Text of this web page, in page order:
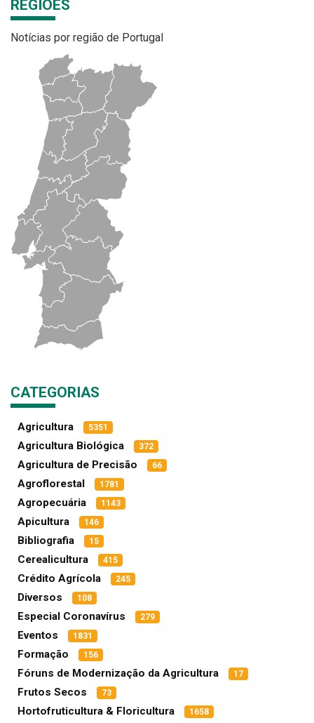
REGIÕES
Notícias por região de Portugal
CATEGORIAS
Agricultura 5351
Agricultura Biológica 372
Agricultura de Precisão 66
Agroflorestal 1781
Agropecuária 1143
Apicultura 146
Bibliografia 15
Cerealicultura 415
Crédito Agrícola 245
Diversos 108
Especial Coronavírus 279
Eventos 1831
Formação 156
Fóruns de Modernização da Agricultura 17
Frutos Secos 73
Hortofruticultura & Floricultura 1658